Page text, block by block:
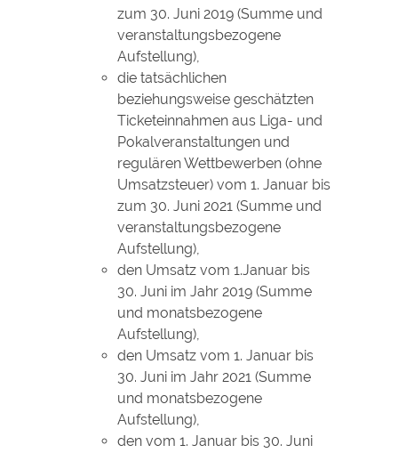
zum 30. Juni 2019 (Summe und
veranstaltungsbezogene
Aufstellung),
die tatsächlichen
beziehungsweise geschätzten
Ticketeinnahmen aus Liga- und
Pokalveranstaltungen und
regulären Wettbewerben (ohne
Umsatzsteuer) vom 1. Januar bis
zum 30. Juni 2021 (Summe und
veranstaltungsbezogene
Aufstellung),
den Umsatz vom 1.Januar bis
30. Juni im Jahr 2019 (Summe
und monatsbezogene
Aufstellung),
den Umsatz vom 1. Januar bis
30. Juni im Jahr 2021 (Summe
und monatsbezogene
Aufstellung),
den vom 1. Januar bis 30. Juni